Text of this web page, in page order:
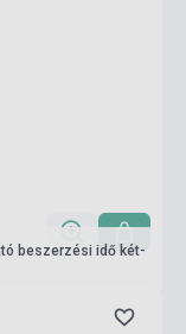
beszerzési idő két-